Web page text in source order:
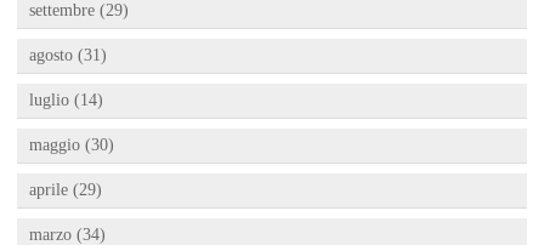
settembre (29)
agosto (31)
luglio (14)
maggio (30)
aprile (29)
marzo (34)